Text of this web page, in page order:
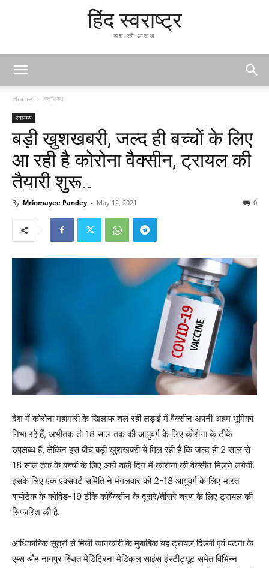
हिंद स्वराष्ट्र
सच की आवाज
Home स्वास्थ्य
स्वास्थ्य
बड़ी खुशखबरी, जल्द ही बच्चों के लिए
आ रही है कोरोना वैक्सीन, ट्रायल की
तैयारी शुरू..
By Mrinmayee Pandey - May 12, 2021 0
देश में कोरोना महामारी के खिलाफ चल रही लड़ाई में वैक्सीन अपनी अहम भूमिका
निभा रहे हैं, अभीतक तो 18 साल तक की आयुवर्ग के लिए कोरोना के टीके
उपलब्ध हैं, लेकिन इस बीच बड़ी खुशखबरी ये मिल रही है कि जल्द ही 2 साल से
18 साल तक के बच्चों के लिए आने वाले दिन में कोरोना की वैक्सीन मिलने लगेगी.
इसके लिए एक एक्सपर्ट समिति ने मंगलवार को 2-18 आयुवर्ग के लिए भारत
बायोटेक के कोविड-19 टीके कोवैक्सीन के दूसरे/तीसरे चरण के लिए ट्रायल की
सिफारिश की है.
आधिकारिक सूत्रों से मिली जानकारी के मुबाबिक यह ट्रायल दिल्ली एवं पटना के
एम्स और नागपुर स्थित मेडिट्रिना मेडिकल साइंस इंस्टीट्यूट समेत विभिन्न